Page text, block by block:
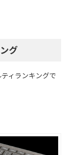
グ
ィランキングで